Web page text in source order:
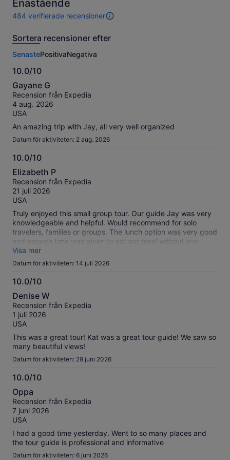
Enastående
484 verifierade recensioner
484
av
här
aktiviteten.
Mer
information
om
våra
verifierade
Sortera recensioner efter
SenastePositivaNegativa
10.0/10
10.0
av
10
Gayane G
Recension från Expedia
4 aug. 2026
USA
An amazing trip with Jay, all very well organized
Datum för aktiviteten: 2 aug. 2026
10.0/10
10.0
av
10
Elizabeth P
Recension från Expedia
21 juli 2026
USA
Truly enjoyed this small group tour. Our guide Jay was very
knowledgeable and helpful. Would recommend for solo
travelers, families or groups. The lunch option was very good
and enough time was given to eat our meal without any
rushing. Would do afai
Visa mer
Datum för aktiviteten: 14 juli 2026
10.0/10
10.0
av
10
Denise W
Recension från Expedia
1 juli 2026
USA
This was a great tour! Kat was a great tour guide! We saw so
many beautiful views!
Datum för aktiviteten: 29 juni 2026
10.0/10
10.0
av
10
Oppa
Recension från Expedia
7 juni 2026
USA
I had a good time yesterday. Went to so many places and
the tour guide is professional and informative
Datum för aktiviteten: 6 juni 2026